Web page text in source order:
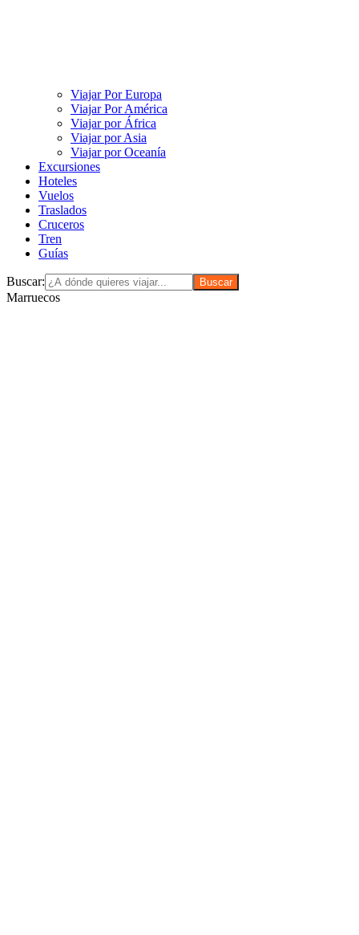
Viajar Por Europa
Viajar Por América
Viajar por África
Viajar por Asia
Viajar por Oceanía
Excursiones
Hoteles
Vuelos
Traslados
Cruceros
Tren
Guías
Buscar:
Marruecos